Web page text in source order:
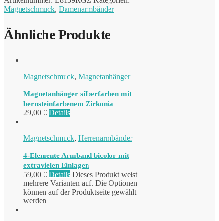
Magnetschmuck, Damenarmbänder
Ähnliche Produkte
Magnetschmuck, Magnetanhänger
Magnetanhänger silberfarben mit
bernsteinfarbenem Zirkonia
29,00 € Details
Magnetschmuck, Herrenarmbänder
4-Elemente Armband bicolor mit
extravielen Einlagen
59,00 € Details Dieses Produkt weist
mehrere Varianten auf. Die Optionen
können auf der Produktseite gewählt
werden